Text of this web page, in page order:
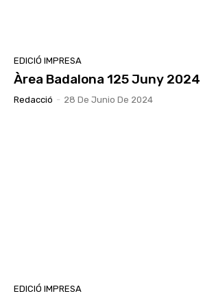
EDICIÓ IMPRESA
Àrea Badalona 125 Juny 2024
Redacció - 28 De Junio De 2024
EDICIÓ IMPRESA